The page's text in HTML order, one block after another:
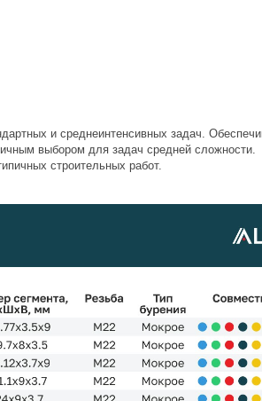
и среднеинтенсивных задач.
выбором для задач средней сложности.
строительных работ.